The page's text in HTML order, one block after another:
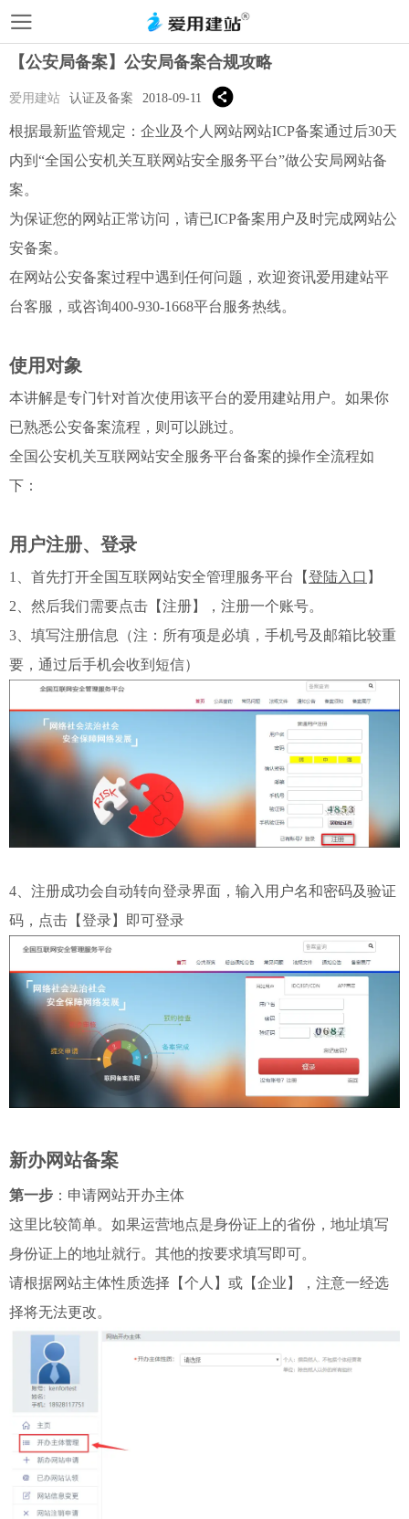
【公安局备案】公安局备案合规攻略
爱用建站 认证及备案 2018-09-11
根据最新监管规定：企业及个人网站网站ICP备案通过后30天
内到“全国公安机关互联网站安全服务平台”做公安局网站备
案。
为保证您的网站正常访问，请已ICP备案用户及时完成网站公
安备案。
在网站公安备案过程中遇到任何问题，欢迎资讯爱用建站平
台客服，或咨询400-930-1668平台服务热线。
使用对象
本讲解是专门针对首次使用该平台的爱用建站用户。如果你
已熟悉公安备案流程，则可以跳过。
全国公安机关互联网站安全服务平台备案的操作全流程如
下：
用户注册、登录
1、首先打开全国互联网站安全管理服务平台【登陆入口 】
2、然后我们需要点击【注册】，注册一个账号。
3、填写注册信息（注：所有项是必填，手机号及邮箱比较重
要，通过后手机会收到短信）
4、注册成功会自动转向登录界面，输入用户名和密码及验证
码，点击【登录】即可登录
新办网站备案
第一步 ：申请网站开办主体
这里比较简单。如果运营地点是身份证上的省份，地址填写
身份证上的地址就行。其他的按要求填写即可。
请根据网站主体性质选择【个人】或【企业】，注意一经选
择将无法更改。